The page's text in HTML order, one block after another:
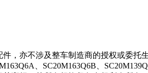
，亦不涉及整车制造商的授权或委托生
、SC20M163Q6B、